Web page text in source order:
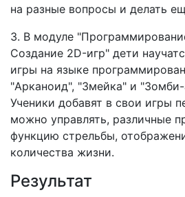
на разные вопросы и делать
3. В модуле
Создание 2D-игр" дети
игры на языке
"Арканоид", "Змейка" и "Зомби-
Ученики добавят в свои игры
можно управлять, различные
функцию стрельбы,
количества жизни.
Результат